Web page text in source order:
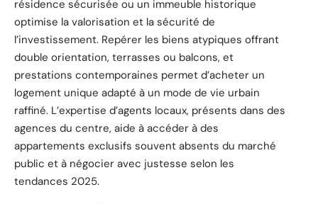
résidence sécurisée ou un immeuble historique
optimise la valorisation et la sécurité de
l’investissement. Repérer les biens atypiques offrant
double orientation, terrasses ou balcons, et
prestations contemporaines permet d’acheter un
logement unique adapté à un mode de vie urbain
raffiné. L’expertise d’agents locaux, présents dans des
agences du centre, aide à accéder à des
appartements exclusifs souvent absents du marché
public et à négocier avec justesse selon les
tendances 2025.